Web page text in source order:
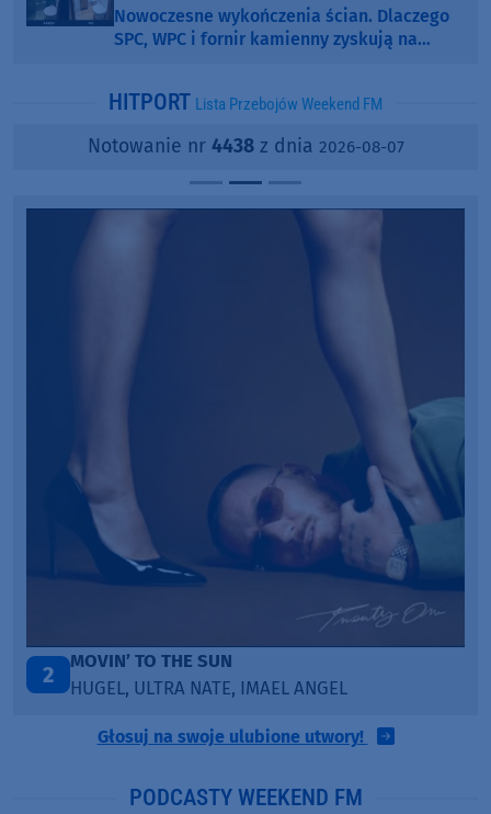
Nowoczesne wykończenia ścian. Dlaczego
SPC, WPC i fornir kamienny zyskują na
HITPORT Lista Przebojów Weekend FM
Notowanie nr 4438z dnia 2026-08-07
3
LEGENDARY LOVERS (SAVE ME)
KATY PERRY & CHIEF KEEF
Głosuj na swoje ulubione utwory!
PODCASTY WEEKEND FM